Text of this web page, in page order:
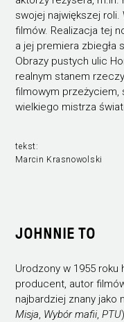
swojej największej
filmów. Realizacja tej
a jej premiera zbiegła
Obrazy pustych ulic
realnym stanem
filmowym
wielkiego mistrza
tekst:
Marcin Krasnowolski
JOHNNIE TO
Urodzony w 1955 roku
producent, autor
najbardziej znany jako
Misja Wybór mafii,PTU